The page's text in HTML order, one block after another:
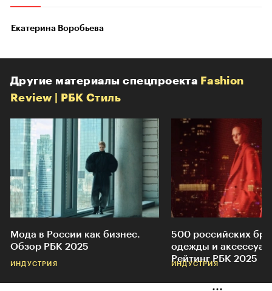
Екатерина Воробьева
Другие материалы спецпроекта Fashion
Review | РБК Стиль
Мода в России как бизнес.
Обзор РБК 2025
ИНДУСТРИЯ
500 российских
одежды и
Рейтинг РБК 2025
ИНДУСТРИЯ